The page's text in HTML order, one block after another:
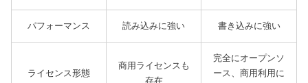
パフォーマンス 読み込みに強い 書き込みに強い
ライセンス形態
商用ライセンスも
存在
完全にオープンソ
ース、商用利用に